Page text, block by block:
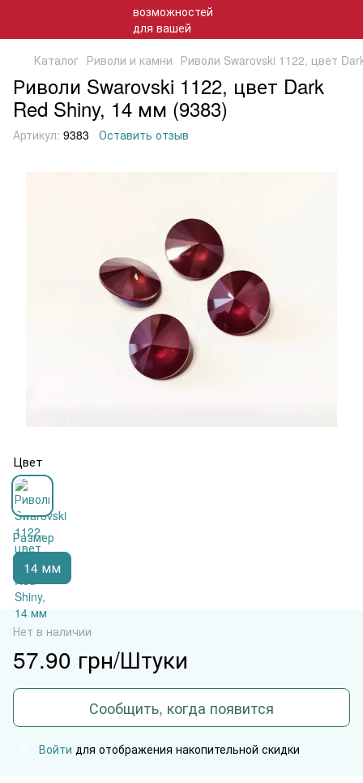
Каталог Риволи и камни Риволи Swarovski 1122, цвет
Риволи Swarovski 1122, цвет Dark
Red Shiny, 14 мм (9383)
Артикул: 9383 Оставить отзыв
Цвет
Размер
14 мм
Нет в наличии
57.90 грн/Штуки
Сообщить, когда появится
Войти для отображения накопительной скидки